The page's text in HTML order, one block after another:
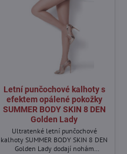
Velikost:
Mona - Velikost:
DEN Mona - Velikost:
20 DEN Mona - Velikost:
VIOLA 20 DEN Mona - Velikost:
Barva:
Mona - Barva:
20 DEN Mona - Barva:
VIOLA 20 DEN Mona - Barva:
Letní punčochové kalhoty s
efektem opálené pokožky
SUMMER BODY SKIN 8 DEN
Golden Lady
Ultratenké letní punčochové
kalhoty SUMMER BODY SKIN 8 DEN
Golden Lady dodají nohám